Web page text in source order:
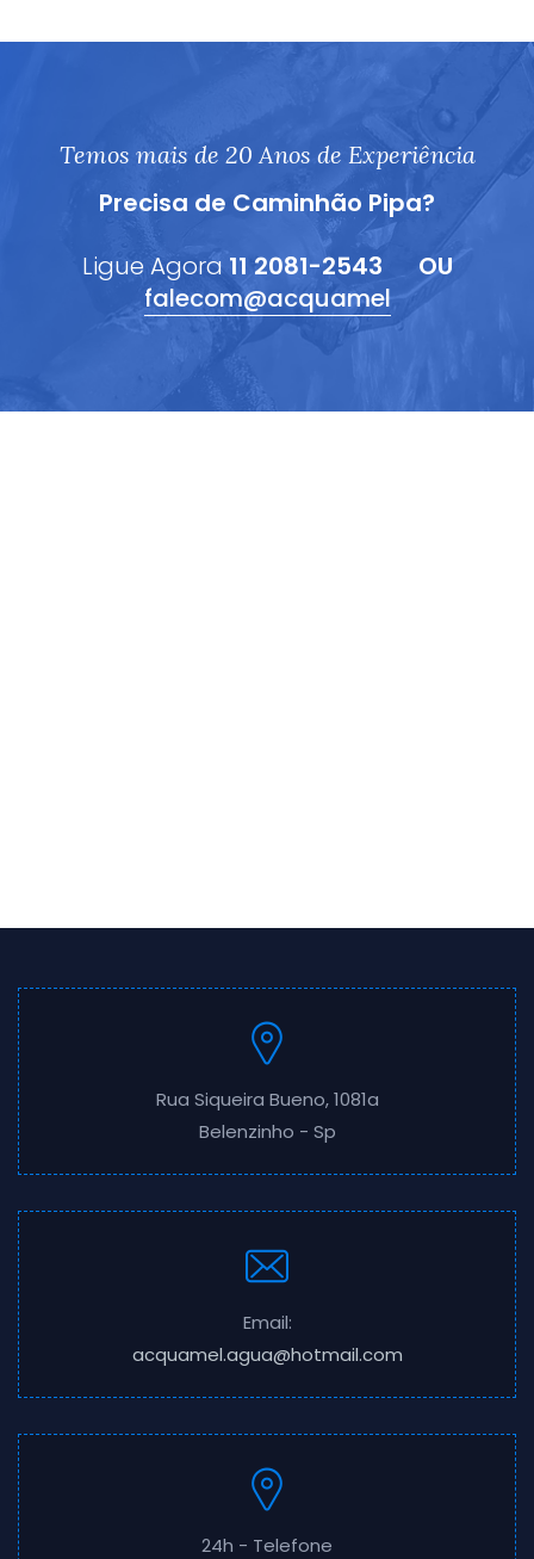
Temos mais de 20 Anos de Experiência
Precisa de Caminhão Pipa?
Ligue Agora 11 2081-2543
OU
falecom@acquamel
Rua Siqueira Bueno, 1081a
Belenzinho - Sp
Email:
acquamel.agua@hotmail.com
24h - Telefone